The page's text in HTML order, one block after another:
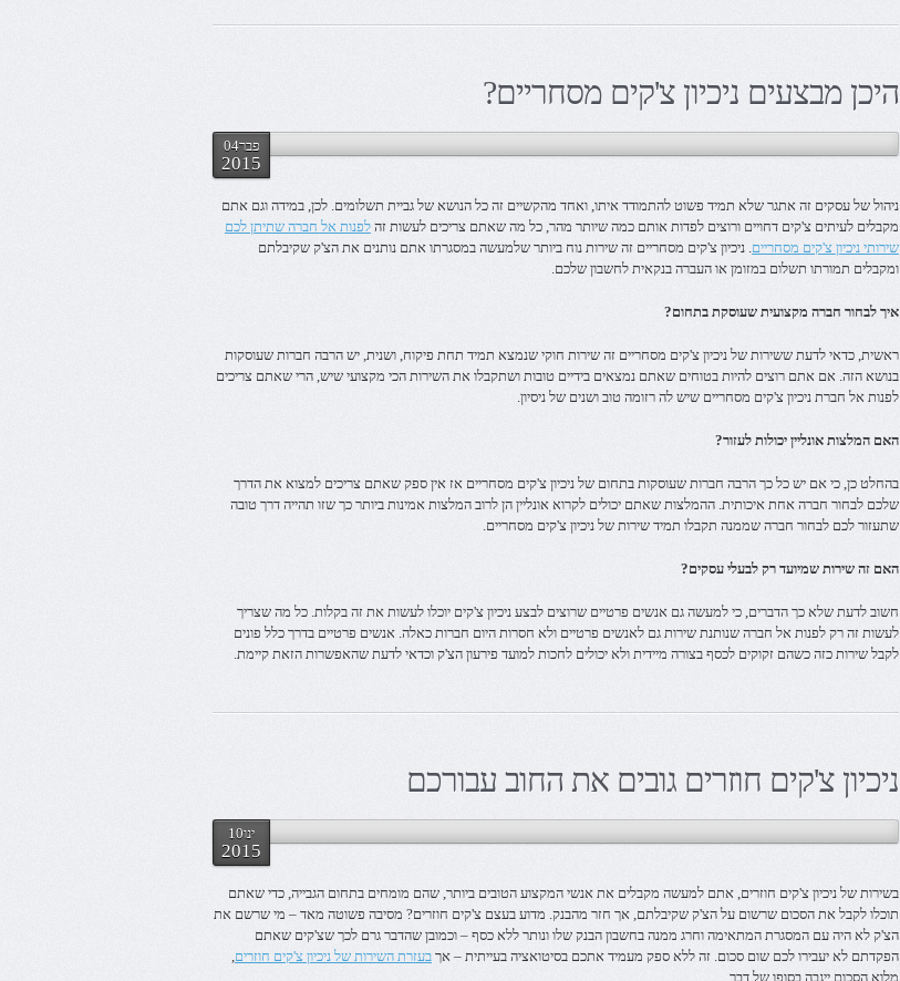
היכן מבצעים ניכיון צ'קים מסחריים?
פבר04
2015
ניהול של עסקים זה אתגר שלא תמיד פשוט להתמודד איתו, ואחד מהקשיים זה כל הנושא של גביית תשלומים. לכן, במידה וגם אתם
מקבלים לעיתים צ'קים דחויים ורוצים לפדות אותם כמה שיותר מהר, כל מה שאתם צריכים לעשות זה לפנות אל חברה שתיתן לכם
שירותי ניכיון צ'קים מסחריים. ניכיון צ'קים מסחריים זה שירות נוח ביותר שלמעשה במסגרתו אתם נותנים את הצ'ק שקיבלתם
ומקבלים תמורתו תשלום במזומן או העברה בנקאית לחשבון שלכם.
איך לבחור חברה מקצועית שעוסקת בתחום?
ראשית, כדאי לדעת ששירות של ניכיון צ'קים מסחריים זה שירות חוקי שנמצא תמיד תחת פיקוח, ושנית, יש הרבה חברות שעוסקות
בנושא הזה. אם אתם רוצים להיות בטוחים שאתם נמצאים בידיים טובות ושתקבלו את השירות הכי מקצועי שיש, הרי שאתם צריכים
לפנות אל חברת ניכיון צ'קים מסחריים שיש לה רזומה טוב ושנים של ניסיון.
האם המלצות אונליין יכולות לעזור?
בהחלט כן, כי אם יש כל כך הרבה חברות שעוסקות בתחום של ניכיון צ'קים מסחריים אז אין ספק שאתם צריכים למצוא את הדרך
שלכם לבחור חברה אחת איכותית. ההמלצות שאתם יכולים לקרוא אונליין הן לרוב המלצות אמינות ביותר כך שזו תהייה דרך טובה
שתעזור לכם לבחור חברה שממנה תקבלו תמיד שירות של ניכיון צ'קים מסחריים.
האם זה שירות שמיועד רק לבעלי עסקים?
חשוב לדעת שלא כך הדברים, כי למעשה גם אנשים פרטיים שרוצים לבצע ניכיון צ'קים יוכלו לעשות את זה בקלות. כל מה שצריך
לעשות זה רק לפנות אל חברה שנותנת שירות גם לאנשים פרטיים ולא חסרות היום חברות כאלה. אנשים פרטיים בדרך כלל פונים
לקבל שירות כזה כשהם זקוקים לכסף בצורה מיידית ולא יכולים לחכות למועד פירעון הצ'ק וכדאי לדעת שהאפשרות הזאת קיימת.
ניכיון צ'קים חוזרים גובים את החוב עבורכם
ינו10
2015
בשירות של ניכיון צ'קים חוזרים, אתם למעשה מקבלים את אנשי המקצוע הטובים ביותר, שהם מומחים בתחום הגבייה, כדי שאתם
תוכלו לקבל את הסכום שרשום על הצ'ק שקיבלתם, אך חזר מהבנק. מדוע בעצם צ'קים חוזרים? מסיבה פשוטה מאד – מי שרשם את
הצ'ק לא היה עם המסגרת המתאימה וחרג ממנה בחשבון הבנק שלו ונותר ללא כסף – וכמובן שהדבר גרם לכך שצ'קים שאתם
הפקדתם לא יעבירו לכם שום סכום. זה ללא ספק מעמיד אתכם בסיטואציה בעייתית – אך בעזרת השירות של ניכיון צ'קים חוזרים,
מלוא הסכום ייגבה בסופו של דבר.